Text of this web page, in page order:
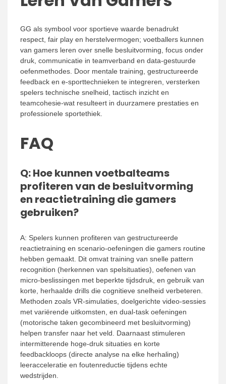
GG als symbool voor sportieve waarde benadrukt
respect, fair play en herstelvermogen; voetballers kunnen
van gamers leren over snelle besluitvorming, focus onder
druk, communicatie in teamverband en data-gestuurde
oefenmethodes. Door mentale training, gestructureerde
feedback en e-sporttechnieken te integreren, versterken
spelers technische snelheid, tactisch inzicht en
teamcohesie-wat resulteert in duurzamere prestaties en
professionele sportethiek.
FAQ
Q: Hoe kunnen voetbalteams
profiteren van de besluitvorming
en reactietraining die gamers
gebruiken?
A: Spelers kunnen profiteren van gestructureerde
reactietraining en scenario-oefeningen die gamers routine
hebben gemaakt. Dit omvat training van snelle pattern
recognition (herkennen van spelsituaties), oefenen van
micro-beslissingen met beperkte tijdsdruk, en gebruik van
korte, herhaalde drills die cognitieve snelheid verbeteren.
Methoden zoals VR-simulaties, doelgerichte video-sessies
met variërende uitkomsten, en dual-task oefeningen
(motorische taken gecombineerd met besluitvorming)
helpen transfer naar het veld. Daarnaast stimuleren
intermitterende hoge-druk situaties en korte
feedbackloops (directe analyse na elke herhaling)
leeracceleratie en foutenreductie tijdens echte
wedstrijden.